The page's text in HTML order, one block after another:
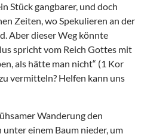
Stück gangbarer, und doch
Zeiten, wo Spekulieren an der
Aber dieser Weg könnte
spricht vom Reich Gottes mit
als hätte man nicht“ (1 Kor
vermitteln? Helfen kann uns
Wanderung den
einem Baum nieder, um